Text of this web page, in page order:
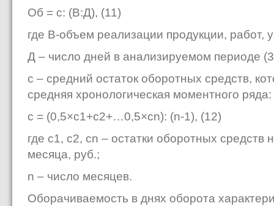
Об = с: (В:Д), (11)
где В-объем реализации продукции, работ,
Д – число дней в анализируемом периоде
с – средний остаток оборотных средств,
средняя хронологическая моментного ряда:
с = (0,5×с1+с2+…0,5×сn): (n-1), (12)
где с1, с2, сn – остатки оборотных средств
месяца, руб.;
n – число месяцев.
Оборачиваемость в днях оборота